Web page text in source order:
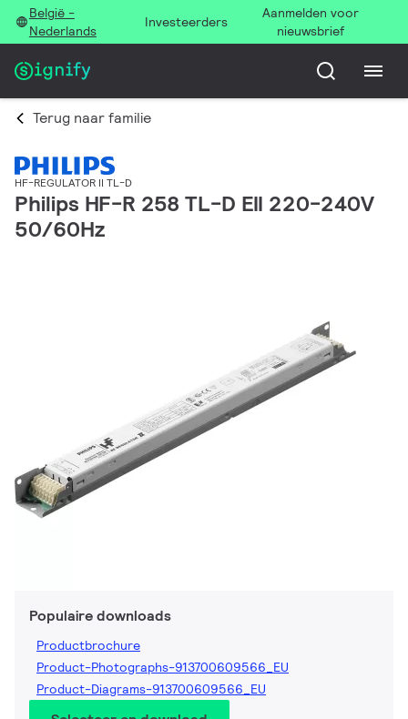
België -
Nederlands
Investeerders
Aanmelden voor
nieuwsbrief
Terug naar familie
HF-REGULATOR II TL-D
Philips HF-R 258 TL-D EII 220-240V
50/60Hz
Populaire downloads
Productbrochure
Product-Photographs-913700609566_EU
Product-Diagrams-913700609566_EU